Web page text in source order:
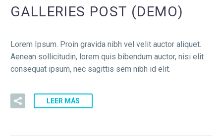
GALLERIES POST (DEMO)
Lorem Ipsum. Proin gravida nibh vel velit auctor aliquet.
Aenean sollicitudin, lorem quis bibendum auctor, nisi elit
consequat ipsum, nec sagittis sem nibh id elit.
LEER MÁS